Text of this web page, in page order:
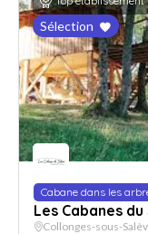
Sélection
Cabane dans les
Les Cabanes
Collonges-sous-